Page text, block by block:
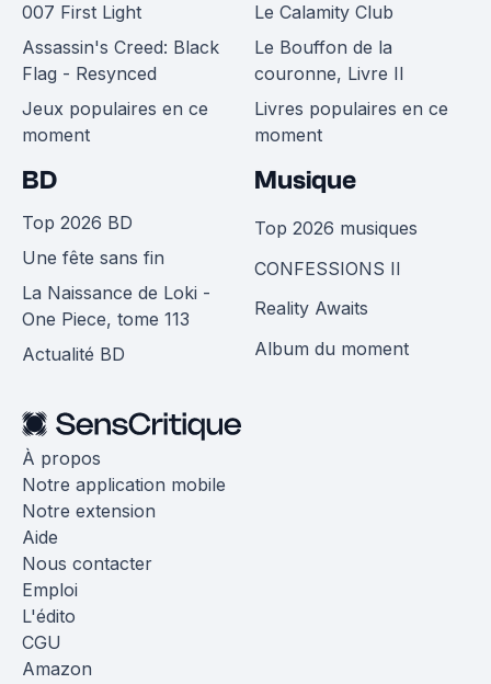
007 First Light
Assassin's Creed: Black
Flag - Resynced
Jeux populaires en ce
moment
Le Calamity Club
Le Bouffon de la
couronne, Livre II
Livres populaires en ce
moment
BD
Top 2026 BD
Une fête sans fin
La Naissance de Loki -
One Piece, tome 113
Actualité BD
Musique
Top 2026 musiques
CONFESSIONS II
Reality Awaits
Album du moment
À propos
Notre application mobile
Notre extension
Aide
Nous contacter
Emploi
L'édito
CGU
Amazon